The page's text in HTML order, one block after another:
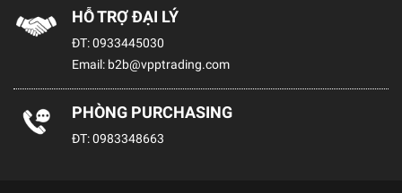
HỖ TRỢ ĐẠI LÝ
ĐT:0933445030
Email: b2b@vpptrading.com
PHÒNG PURCHASING
ĐT:0983348663